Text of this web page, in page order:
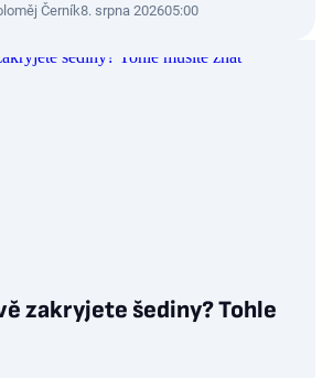
Černík8. srpna 202605:00
zakryjete šediny? Tohle